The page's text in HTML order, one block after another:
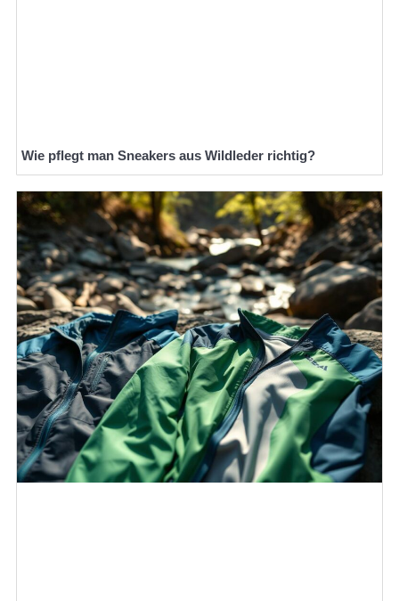
Wie pflegt man Sneakers aus Wildleder richtig?